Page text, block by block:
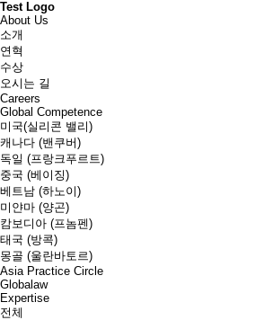
Test Logo
About Us
소개
연혁
수상
오시는 길
Careers
Global Competence
미국(실리콘 밸리)
캐나다 (밴쿠버)
독일 (프랑크푸르트)
중국 (베이징)
베트남 (하노이)
미얀마 (양곤)
캄보디아 (프놈펜)
태국 (방콕)
몽골 (울란바토르)
Asia Practice Circle
Globalaw
Expertise
전체